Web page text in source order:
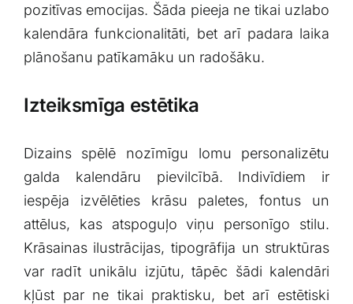
pozitīvas emocijas. Šāda pieeja ne tikai uzlabo
kalendāra funkcionalitāti, bet arī padara laika
plānošanu ⁤patīkamāku un radošāku.
Izteiksmīga estētika
Dizains​ spēlē nozīmīgu lomu personalizētu
galda kalendāru pievilcībā. Indivīdiem ir
iespēja izvēlēties krāsu paletes,⁤ fontus un⁣
attēlus, kas atspoguļo viņu personīgo stilu.
Krāsainas ilustrācijas, tipogrāfija ⁣un​ struktūras
var radīt unikālu izjūtu, tāpēc šādi kalendāri
kļūst par ne tikai praktisku,‌ bet arī estētiski